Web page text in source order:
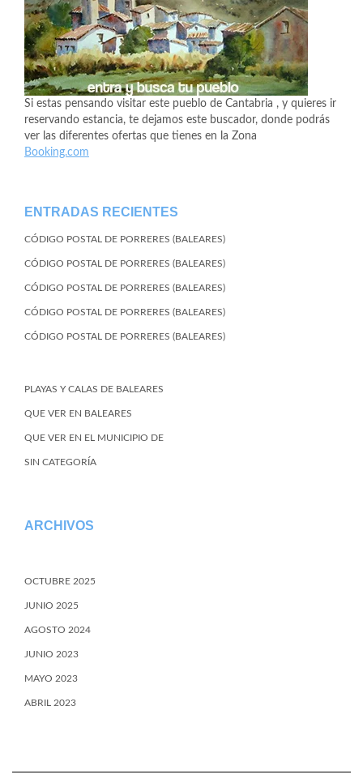
Si estas pensando visitar este pueblo de Cantabria , y quieres ir
reservando estancia, te dejamos este buscador, donde podrás
ver las diferentes ofertas que tienes en la Zona
Booking.com
ENTRADAS RECIENTES
CÓDIGO POSTAL DE PORRERES (BALEARES)
CÓDIGO POSTAL DE PORRERES (BALEARES)
CÓDIGO POSTAL DE PORRERES (BALEARES)
CÓDIGO POSTAL DE PORRERES (BALEARES)
CÓDIGO POSTAL DE PORRERES (BALEARES)
PLAYAS Y CALAS DE BALEARES
QUE VER EN BALEARES
QUE VER EN EL MUNICIPIO DE
SIN CATEGORÍA
ARCHIVOS
OCTUBRE 2025
JUNIO 2025
AGOSTO 2024
JUNIO 2023
MAYO 2023
ABRIL 2023